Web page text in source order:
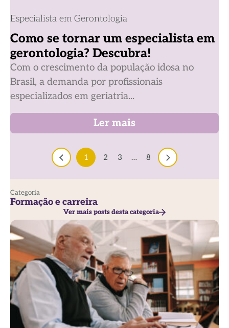
Especialista em Gerontologia
Como se tornar um especialista em
gerontologia? Descubra!
Com o crescimento da população idosa no
Brasil, a demanda por profissionais
especializados em geriatria...
Ler mais
1 2 3 … 8
Categoria
Formação e carreira
Ver mais posts desta categoria